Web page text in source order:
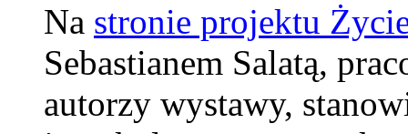
Na stronie projektu
Sebastianem Salatą,
autorzy wystawy,